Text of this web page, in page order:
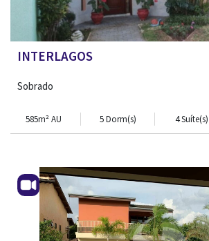
INTERLAGOS
Sobrado
585m² AU 5 Dorm(s) 4 Suíte(s)